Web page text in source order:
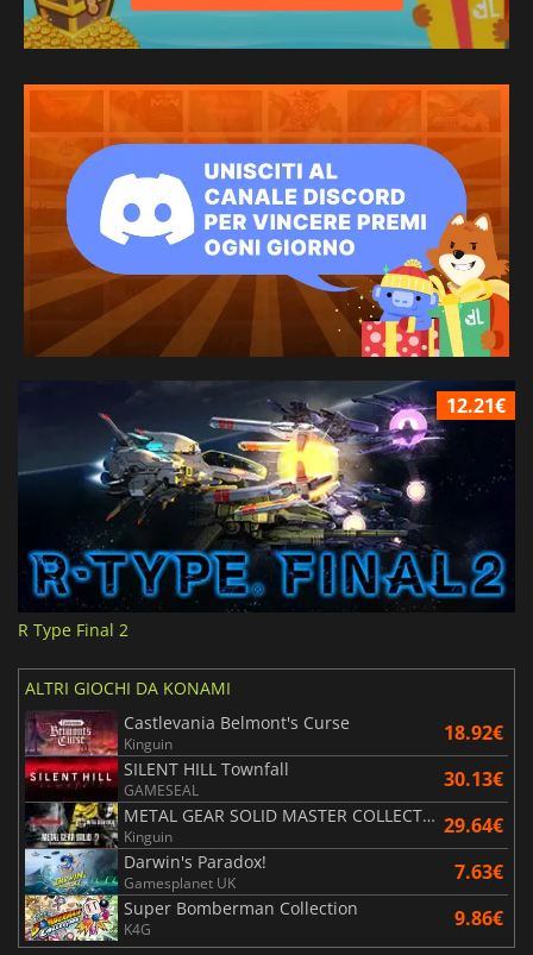
12.21€
R Type Final 2
ALTRI GIOCHI DA KONAMI
Castlevania Belmont's Curse
Kinguin 18.92€
SILENT HILL Townfall
GAMESEAL 30.13€
METAL GEAR SOLID MASTER COLLECTION Vol.2
Kinguin 29.64€
Darwin's Paradox!
Gamesplanet UK 7.63€
Super Bomberman Collection
K4G 9.86€